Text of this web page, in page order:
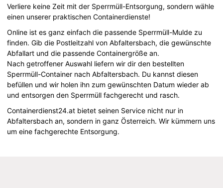
Verliere keine Zeit mit der Sperrmüll-Entsorgung, sondern wähle
einen unserer praktischen Containerdienste!
Online ist es ganz einfach die passende Sperrmüll-Mulde zu
finden. Gib die Postleitzahl von Abfaltersbach, die gewünschte
Abfallart und die passende Containergröße an.
Nach getroffener Auswahl liefern wir dir den bestellten
Sperrmüll-Container nach Abfaltersbach. Du kannst diesen
befüllen und wir holen ihn zum gewünschten Datum wieder ab
und entsorgen den Sperrmüll fachgerecht und rasch.
Containerdienst24.at bietet seinen Service nicht nur in
Abfaltersbach an, sondern in ganz Österreich. Wir kümmern uns
um eine fachgerechte Entsorgung.